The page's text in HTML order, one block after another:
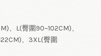
、L(臀圍90~102CM)、
、3XL(臀圍